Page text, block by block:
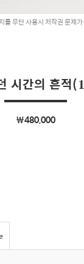
를 무단 사용시 저작권 문제
시간의 흔적
￦480,000